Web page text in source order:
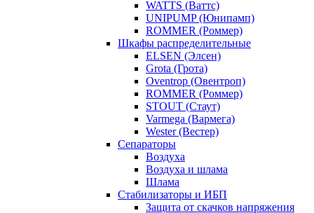
WATTS (Ваттс)
UNIPUMP (Юнипамп)
ROMMER (Роммер)
Шкафы распределительные
ELSEN (Элсен)
Grota (Грота)
Oventrop (Овентроп)
ROMMER (Роммер)
STOUT (Стаут)
Varmega (Вармега)
Wester (Вестер)
Сепараторы
Воздуха
Воздуха и шлама
Шлама
Стабилизаторы и ИБП
Защита от скачков напряжения